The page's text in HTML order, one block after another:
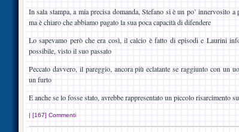
In sala stampa, a mia precisa domanda, Stefano si è un po’ innervosito
ma è chiaro che abbiamo pagato la sua poca capacità di difendere
Lo sapevamo però che era così, il calcio è fatto di episodi e Laurini
possibile, visto il suo passato
Peccato davvero, il pareggio, ancora più eclatante se raggiunto con un
un furto
E anche se lo fosse stato, avrebbe rappresentato un piccolo risarcimento
| [167] Commenti